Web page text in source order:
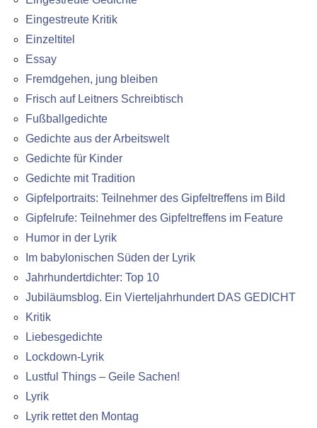
Eingestreute Kritik
Einzeltitel
Essay
Fremdgehen, jung bleiben
Frisch auf Leitners Schreibtisch
Fußballgedichte
Gedichte aus der Arbeitswelt
Gedichte für Kinder
Gedichte mit Tradition
Gipfelportraits: Teilnehmer des Gipfeltreffens im Bild
Gipfelrufe: Teilnehmer des Gipfeltreffens im Feature
Humor in der Lyrik
Im babylonischen Süden der Lyrik
Jahrhundertdichter: Top 10
Jubiläumsblog. Ein Vierteljahrhundert DAS GEDICHT
Kritik
Liebesgedichte
Lockdown-Lyrik
Lustful Things – Geile Sachen!
Lyrik
Lyrik rettet den Montag